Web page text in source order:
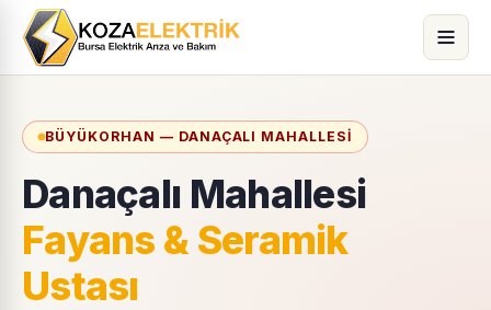
BÜYÜKORHAN — DANAÇALI MAHALLESI
Danaçalı Mahallesi
Fayans & Seramik
Ustası